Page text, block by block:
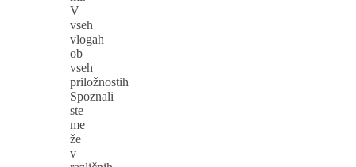
V
vseh
vlogah
ob
vseh
priložnostih
Spoznali
ste
me
že
v